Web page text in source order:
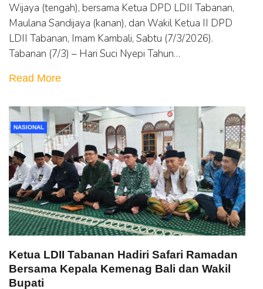
Wijaya (tengah), bersama Ketua DPD LDII Tabanan,
Maulana Sandijaya (kanan), dan Wakil Ketua II DPD
LDII Tabanan, Imam Kambali, Sabtu (7/3/2026).
Tabanan (7/3) – Hari Suci Nyepi Tahun…
Read More
NASIONAL
Ketua LDII Tabanan Hadiri Safari Ramadan
Bersama Kepala Kemenag Bali dan Wakil
Bupati